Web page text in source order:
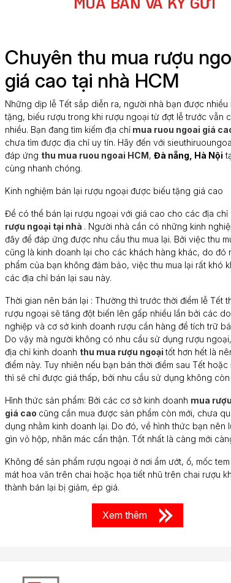
Chuyên thu mua rượu
giá cao tại nhà HCM
Những dịp lễ Tết sắp diễn ra, người nhà bạn được nhiều
tặng, biếu rượu trong khi rượu ngoại từ đợt lễ trước vẫn
nhiều. Bạn đang tìm kiếm địa chỉ mua ruou ngoai giá
chưa tìm được địa chỉ uy tín. Hãy đến với
đáp ứng thu mua ruou ngoai HCM, Đà nẵng, Hà Nội
cùng nhanh chóng.
Kinh nghiệm bán lại rượu ngoại được biếu tặng giá cao
Để có thể bán lại rượu ngoại với giá cao cho các địa chỉ
rượu ngoại tại nhà . Người nhà cần có những kinh
đây để đáp ứng được nhu cầu thu mua lại. Bởi việc thu
cũng là kinh doanh lại cho các khách hàng khác, do đó
phẩm của bạn không đảm bảo, việc thu mua lại rất khó
các địa chỉ bán lại sau này.
Thời gian nên bán lại : Thường thì trước thời điểm lễ Tết
rượu ngoại sẽ tăng đột biến lên gấp nhiều lần bởi các
nghiệp và cơ sở kinh doanh rượu cần hàng để tích trữ
Do vậy mà người không có nhu cầu sử dụng rượu
địa chỉ kinh doanh thu mua rượu ngoạitốt hơn hết là
điểm này. Tuy nhiên nếu bạn bán thời điểm sau Tết hoặc
thì sẽ chỉ được giá thấp, bởi nhu cầu sử dụng không
Hình thức sản phẩm: Bởi các cơ sở kinh doanh mua
giá cao cũng cần mua được sản phẩm còn mới, chưa
dụng nhằm kinh doanh lại. Do đó, về hình thức bạn nên
gìn vỏ hộp, nhãn mác cẩn thận. Tốt nhất là càng mới
Không để sản phẩm rượu ngoại ở nơi ẩm ướt, ố, mốc tem
mát hoa văn trên chai hoặc họa tiết nhũ trên chai rượu
thành bán lại bị giảm, ép giá.
Xem thêm